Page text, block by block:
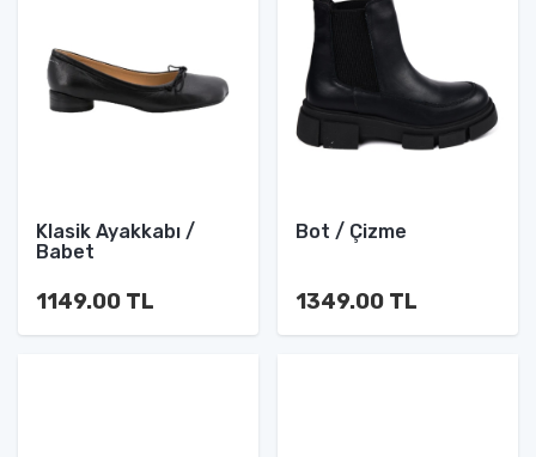
Klasik Ayakkabı /
Babet
1149.00 TL
Bot / Çizme
1349.00 TL